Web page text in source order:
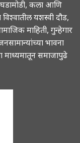
घडामोडी, कला आणि
विश्वातील यशस्वी दौड,
माहिती, गुन्हेगार
भावना
माध्यमातून समाजापुढे